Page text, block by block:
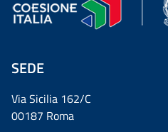
SEDE
Via Sicilia 162/C
00187 Roma